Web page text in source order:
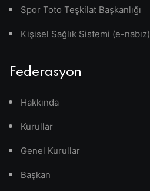
Spor Toto Teşkilat Başkanlığı
Kişisel Sağlık Sistemi (e-nabız)
Federasyon
Hakkında
Kurullar
Genel Kurullar
Başkan